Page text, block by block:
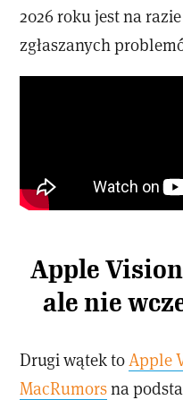
2026 roku jest na
zgłaszanych
Apple
ale nie
Drugi wątek to Apple
MacRumorsna